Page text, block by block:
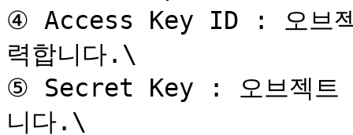
④ Access Key ID : 오브젝
력합니다.\
⑤ Secret Key : 오브젝트
니다.\